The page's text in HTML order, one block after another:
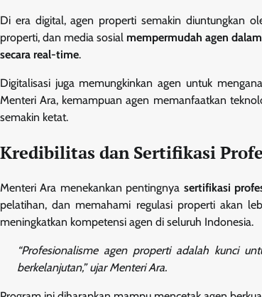
Di era digital, agen properti semakin diuntungkan
properti, dan media sosial mempermudah agen
secara real-time.
Digitalisasi juga memungkinkan agen untuk
Menteri Ara, kemampuan agen memanfaatkan
semakin ketat.
Kredibilitas dan Sertifikasi
Menteri Ara menekankan pentingnya sertifikasi
pelatihan, dan memahami regulasi properti akan
meningkatkan kompetensi agen di seluruh Indonesia.
“Profesionalisme agen properti adalah kunci
berkelanjutan,” ujar Menteri Ara.